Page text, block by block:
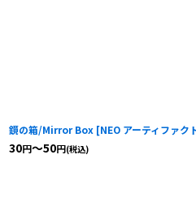
鏡の箱/Mirror Box [NEO アーティファク
30円～50円(税込)